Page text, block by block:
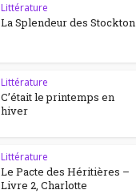
Littérature
La Splendeur des Stockton
Littérature
C’était le printemps en
hiver
Littérature
Le Pacte des Héritières –
Livre 2, Charlotte